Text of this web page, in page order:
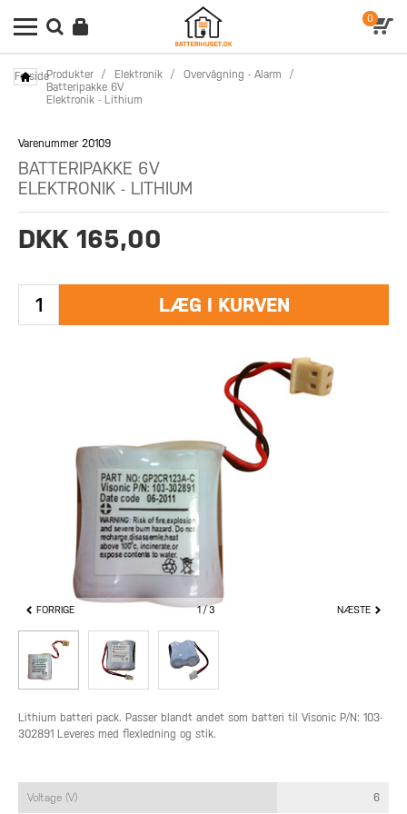
0
ForsideProdukter / Elektronik / Overvågning - Alarm
/
Batteripakke 6V
Elektronik - Lithium
Varenummer 20109
BATTERIPAKKE 6V
ELEKTRONIK - LITHIUM
DKK 165,00
FORRIGE NÆSTE
1 3
Lithium batteri pack. Passer blandt andet som batteri til Visonic P/N: 103-
302891 Leveres med flexledning og stik.
Voltage (V) 6